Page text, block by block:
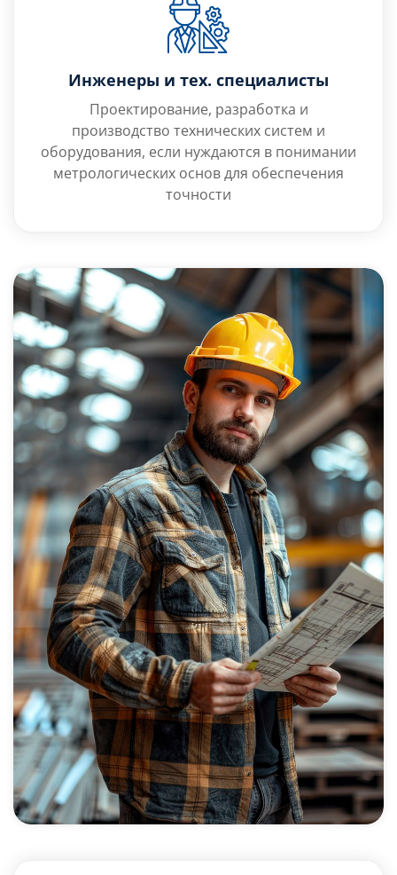
Инженеры и тех. специалисты
Проектирование, разработка и
производство технических систем и
оборудования, если нуждаются в понимании
метрологических основ для обеспечения
точности